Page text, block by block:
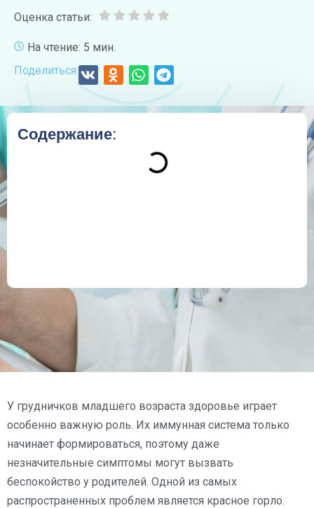
Оценка статьи:
На чтение: 5 мин.
Поделиться:
Содержание:
У грудничков младшего возраста здоровье играет
особенно важную роль. Их иммунная система только
начинает формироваться, поэтому даже
незначительные симптомы могут вызвать
беспокойство у родителей. Одной из самых
распространенных проблем является красное горло.